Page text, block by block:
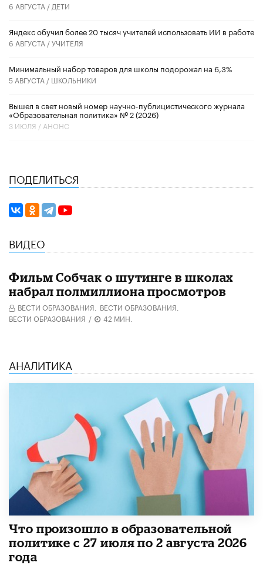
6 АВГУСТА / ДЕТИ
​Яндекс обучил более 20 тысяч учителей использовать ИИ в работе
6 АВГУСТА /УЧИТЕЛЯ
Минимальный набор товаров для школы подорожал на 6,3%
5 АВГУСТА / ШКОЛЬНИКИ
Вышел в свет новый номер научно-публицистического журнала
«Образовательная политика» № 2 (2026)
3 ИЮЛЯ / АНОНС
ПОДЕЛИТЬСЯ
ВИДЕО
Фильм Собчак о шутинге в школах
набрал полмиллиона просмотров
ВЕСТИ ОБРАЗОВАНИЯ, ВЕСТИ ОБРАЗОВАНИЯ,
ВЕСТИ ОБРАЗОВАНИЯ / 42 МИН.
АНАЛИТИКА
​Что произошло в образовательной
политике с 27 июля по 2 августа 2026
года